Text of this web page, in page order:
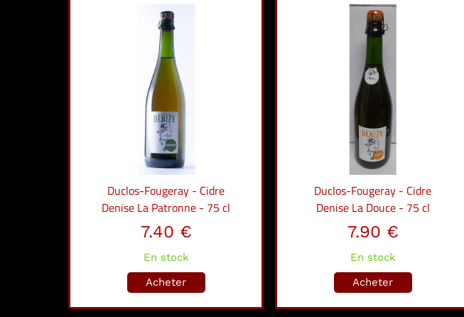
Duclos-Fougeray - Cidre
Denise La Patronne - 75 cl
7.40 €
En stock
Acheter
Duclos-Fougeray - Cidre
Denise La Douce - 75 cl
7.90 €
En stock
Acheter